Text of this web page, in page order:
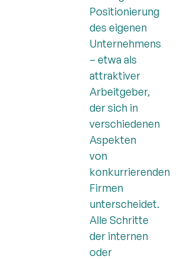
Positionierung
des eigenen
Unternehmens
– etwa als
attraktiver
Arbeitgeber,
der sich in
verschiedenen
Aspekten
von
konkurrierenden
Firmen
unterscheidet.
Alle Schritte
der internen
oder